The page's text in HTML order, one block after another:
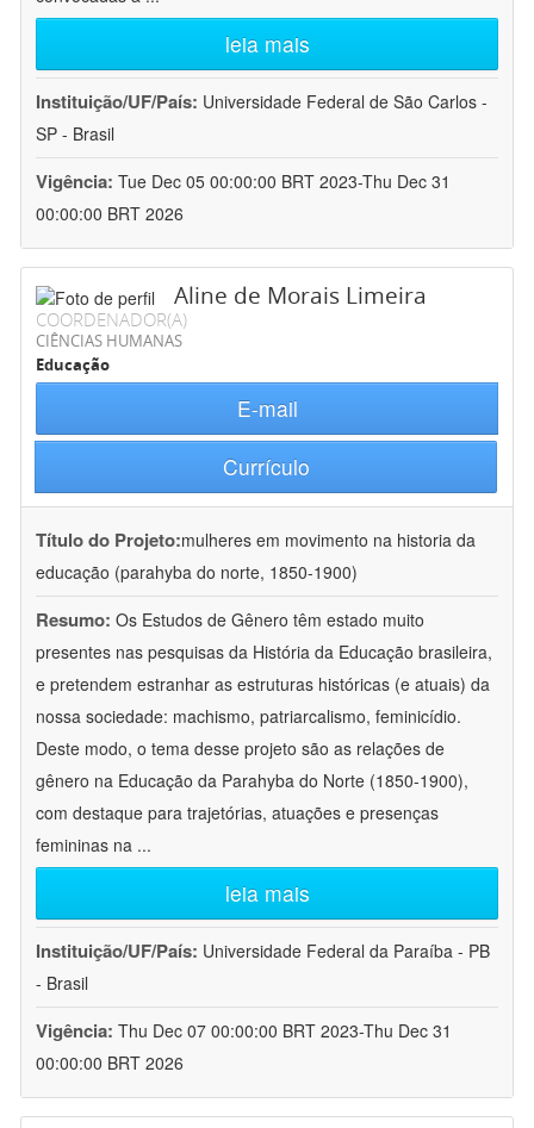
leia mais
Instituição/UF/País: Universidade Federal de São Carlos -
SP - Brasil
Vigência: Tue Dec 05 00:00:00 BRT 2023-Thu Dec 31
00:00:00 BRT 2026
Aline de Morais Limeira
COORDENADOR(A)
CIÊNCIAS HUMANAS
Educação
E-mail
Currículo
Título do Projeto:mulheres em movimento na historia da
educação (parahyba do norte, 1850-1900)
Resumo: Os Estudos de Gênero têm estado muito
presentes nas pesquisas da História da Educação brasileira,
e pretendem estranhar as estruturas históricas (e atuais) da
nossa sociedade: machismo, patriarcalismo, feminicídio.
Deste modo, o tema desse projeto são as relações de
gênero na Educação da Parahyba do Norte (1850-1900),
com destaque para trajetórias, atuações e presenças
femininas na ...
leia mais
Instituição/UF/País: Universidade Federal da Paraíba - PB
- Brasil
Vigência: Thu Dec 07 00:00:00 BRT 2023-Thu Dec 31
00:00:00 BRT 2026